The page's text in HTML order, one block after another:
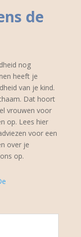
de
nog
heeft je
van je kind.
Dat hoort
vrouwen voor
op. Lees hier
voor een
over je
op.